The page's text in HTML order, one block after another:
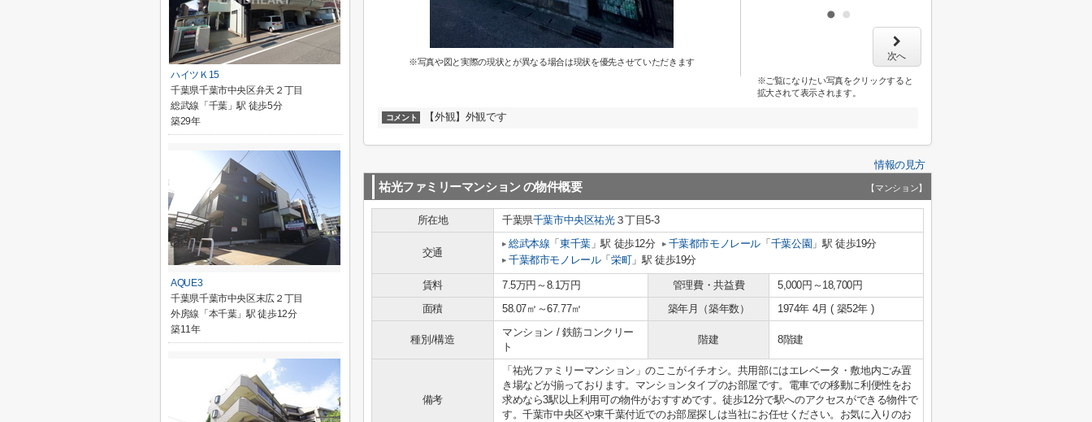
※写真や図と実際の現状とが異なる場合は現状を優先させていただきます 次へ
※ご覧になりたい写真をクリックすると
拡大されて表示されます。
コメント 【外観】外観です
情報の見方
祐光ファミリーマンション の物件概要 【マンション】
所在地 千葉県千葉市中央区祐光３丁目5-3
交通
総武本線 「東千葉」駅 徒歩12分 千葉都市モノレール 「 千葉公園 」駅 徒歩19分
千葉都市モノレール「栄町」駅 徒歩19分
賃料 7.5万円～8.1万円 管理費・共益費
5,000円～18,700円
面積
58.07㎡～67.77㎡ 築年月（築年数） 1974年 4月 ( 築52年 )
種別/構造
マンション / 鉄筋コンクリー
ト
階建 8階建
備考
「祐光ファミリーマンション」のここがイチオシ。共用部にはエレベータ・敷地内ごみ置
き場などが揃っております。マンションタイプのお部屋です。電車での移動に利便性をお
求めなら3駅以上利用可の物件がおすすめです。徒歩12分で駅へのアクセスができる物件で
す。千葉市中央区や東千葉付近でのお部屋探しは当社にお任せください。お気に入りのお
ハイツＫ15
千葉県千葉市中央区弁天２丁目
総武線「千葉」駅 徒歩5分
築29年
AQUE3
千葉県千葉市中央区末広２丁目
外房線「本千葉」駅 徒歩12分
築11年